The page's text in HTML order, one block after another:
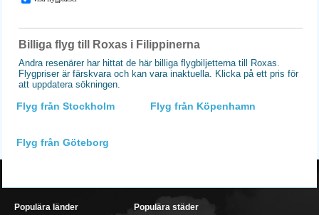
Billiga flyg till Roxas i Filippinerna
Andra resenärer har hittat de här billiga flygbiljetterna till Roxas.
Flygpriser är färskvara och kan vara inaktuella. Klicka på ett pris för
att uppdatera sökningen.
Flyg från Stockholm Flyg från Köpenhamn
Flyg från Göteborg
Populära länder
Populära städer